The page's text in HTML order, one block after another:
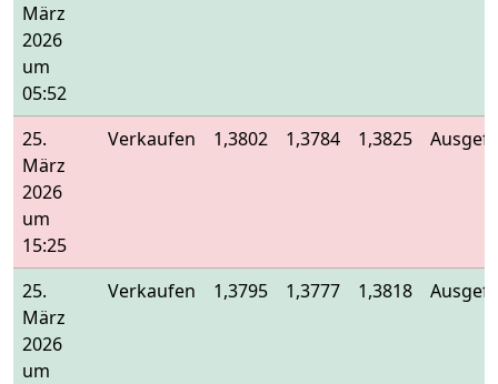
März
2026
um
05:52
25.
März
2026
um
15:25
Verkaufen 1,3802 1,3784 1,3825
25.
März
2026
um
Verkaufen 1,3795 1,3777 1,3818